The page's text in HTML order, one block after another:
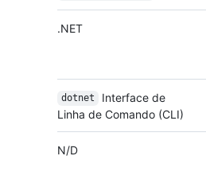
.NET
dotnet
Interface de
Linha de Comando (CLI)
N/D